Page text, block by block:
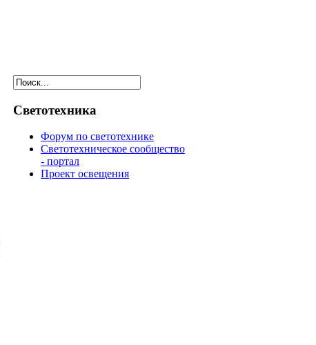
Светотехника
Форум по светотехнике
Светотехническое сообщество
- портал
Проект освещения